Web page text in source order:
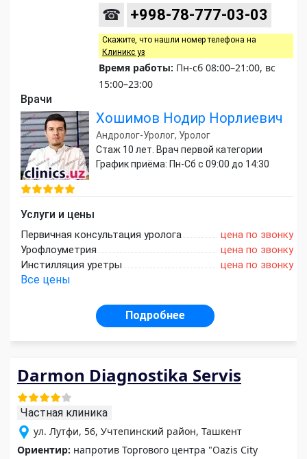
☎ +998-78-777-03-03
Скажите, что нашли номер телефона на
Клиникс уз
Время работы: Пн-сб 08:00–21:00, вс
15:00–23:00
Врачи
Хошимов Нодир Норлиевич
Андролог-Уролог, Уролог
Стаж 10 лет. Врач первой категории
График приёма: Пн-Сб с 09:00 до 14:30
Услуги и цены
Первичная консультация уролога
цена по звонку
Урофлоуметрия
цена по звонку
Инстилляция уретры
цена по звонку
Все цены
Подробнее
Darmon Diagnostika Servis
Частная клиника
ул. Лутфи, 56, Учтепинский район, Ташкент
Ориентир: напротив Торгового центра "Oazis Сity